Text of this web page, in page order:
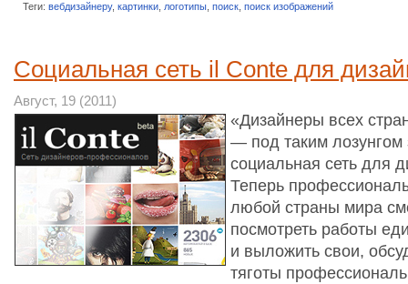
Теги: вебдизайнеру, картинки логотипы поиск поиск изображений
Социальная сеть il Conte для
Август, 19 (2011)
«Дизайнеры всех
— под таким лозунгом
социальная сеть для
Теперь
любой страны мира
посмотреть работы
и выложить свои,
тяготы